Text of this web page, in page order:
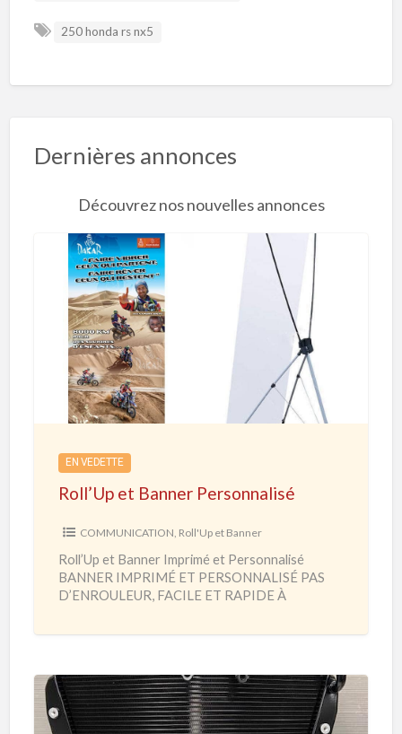
250 honda rs nx5
Dernières annonces
Découvrez nos nouvelles annonces
p
P
r
EN VEDETTE
Roll’Up et Banner Personnalisé
COMMUNICATION, Roll'Up et Banner
Roll’Up et Banner Imprimé et Personnalisé
BANNER IMPRIMÉ ET PERSONNALISÉ PAS
D’ENROULEUR, FACILE ET RAPIDE À